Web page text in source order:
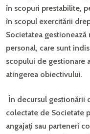
în scopuri prestabilite,
în scopul exercitării
Societatea gestionează
personal, care sunt
scopului de gestionare
atingerea obiectivului.
În decursul gestionării
colectate de Societate
angajați sau parteneri